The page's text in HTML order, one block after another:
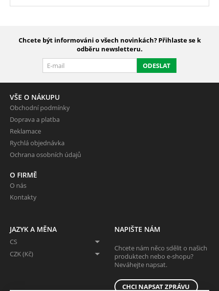
Chcete být informováni o všech novinkách? Přihlaste se k
odběru newsletteru.
ODESLAT
VŠE O NÁKUPU
Obchodní podmínky
Doprava a platba
Reklamace
Rychlá objednávka
Ochrana osobních údajů
O FIRMĚ
O nás
Kontakty
JAZYK A MĚNA
CS
CZK (Kč)
NAPIŠTE NÁM
Chcete nám něco sdělit o našich
produktech nebo e-shopu?
Neváhejte napsat.
CHCI NAPSAT ZPRÁVU